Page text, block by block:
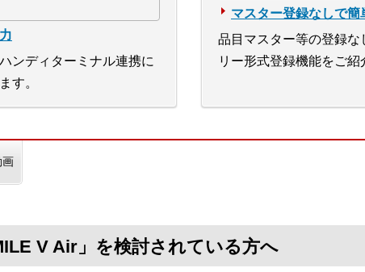
ンディターミナル連携に
す。
マスター登録なしで簡
品目マスター等の登録
リー形式登録機能をご紹
画
V Air」を検討されている方へ